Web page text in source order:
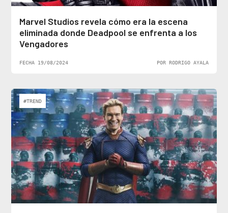
Marvel Studios revela cómo era la escena
eliminada donde Deadpool se enfrenta a los
Vengadores
FECHA 19/08/2024 POR RODRIGO AYALA
#TREND